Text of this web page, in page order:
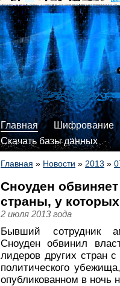
Главная
Шифрование
Скачать базы данных
Главная » Новости » 2013 »
Сноуден
страны, у
2 июля 2013 года
Бывший сотрудник
Сноуден обвинил
лидеров других стран
политического
опубликованном в ночь